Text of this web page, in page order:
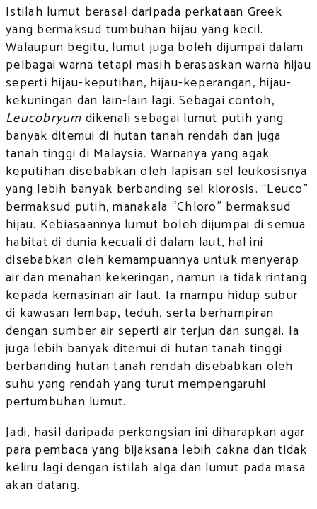
Istilah lumut berasal daripada perkataan Greek
yang bermaksud tumbuhan hijau yang kecil.
Walaupun begitu, lumut juga boleh dijumpai dalam
pelbagai warna tetapi masih berasaskan warna hijau
seperti hijau-keputihan, hijau-keperangan, hijau-
kekuningan dan lain-lain lagi. Sebagai contoh,
Leucobryum dikenali sebagai lumut putih yang
banyak ditemui di hutan tanah rendah dan juga
tanah tinggi di Malaysia. Warnanya yang agak
keputihan disebabkan oleh lapisan sel leukosisnya
yang lebih banyak berbanding sel klorosis. “Leuco”
bermaksud putih, manakala “Chloro” bermaksud
hijau. Kebiasaannya lumut boleh dijumpai di semua
habitat di dunia kecuali di dalam laut, hal ini
disebabkan oleh kemampuannya untuk menyerap
air dan menahan kekeringan, namun ia tidak rintang
kepada kemasinan air laut. Ia mampu hidup subur
di kawasan lembap, teduh, serta berhampiran
dengan sumber air seperti air terjun dan sungai. Ia
juga lebih banyak ditemui di hutan tanah tinggi
berbanding hutan tanah rendah disebabkan oleh
suhu yang rendah yang turut mempengaruhi
pertumbuhan lumut.
Jadi, hasil daripada perkongsian ini diharapkan agar
para pembaca yang bijaksana lebih cakna dan tidak
keliru lagi dengan istilah alga dan lumut pada masa
akan datang.